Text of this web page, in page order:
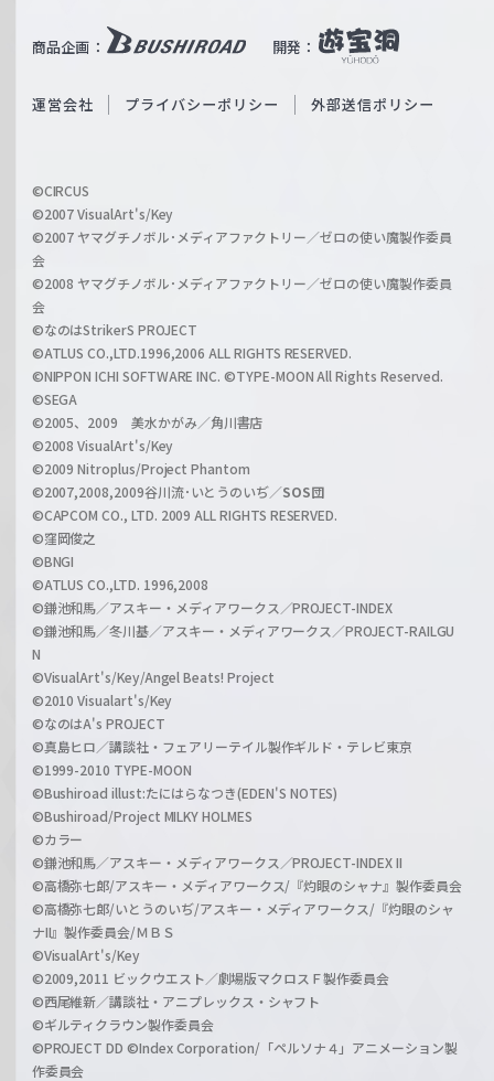
ß
c
a
r
z
商品企画： 開発：
b
O
i
l
h
a
n
l
運営会社 プライバシーポリシー 外部送信ポリシー
©CIRCUS
©2007 VisualArt's/Key
©2007 ヤマグチノボル･メディアファクトリー／ゼロの使い魔製作委員
会
©2008 ヤマグチノボル･メディアファクトリー／ゼロの使い魔製作委員
会
©なのはStrikerS PROJECT
©ATLUS CO.,LTD.1996,2006 ALL RIGHTS RESERVED.
©NIPPON ICHI SOFTWARE INC. ©TYPE-MOON All Rights Reserved.
©SEGA
©2005、2009 美水かがみ／角川書店
©2008 VisualArt's/Key
©2009 Nitroplus/Project Phantom
©2007,2008,2009谷川流･いとうのいぢ／SOS団
©CAPCOM CO., LTD. 2009 ALL RIGHTS RESERVED.
©窪岡俊之
©BNGI
©ATLUS CO.,LTD. 1996,2008
©鎌池和馬／アスキー・メディアワークス／PROJECT-INDEX
©鎌池和馬／冬川基／アスキー・メディアワークス／PROJECT-RAILGU
N
©VisualArt's/Key/Angel Beats! Project
©2010 Visualart's/Key
©なのはA's PROJECT
©真島ヒロ／講談社・フェアリーテイル製作ギルド・テレビ東京
©1999-2010 TYPE-MOON
©Bushiroad illust:たにはらなつき(EDEN'S NOTES)
©Bushiroad/Project MILKY HOLMES
©カラー
©鎌池和馬／アスキー・メディアワークス／PROJECT-INDEX II
©高橋弥七郎/アスキー・メディアワークス/『灼眼のシャナ』製作委員会
©高橋弥七郎/いとうのいぢ/アスキー・メディアワークス/『灼眼のシャ
ナII』製作委員会/ＭＢＳ
©VisualArt's/Key
©2009,2011 ビックウエスト／劇場版マクロスＦ製作委員会
©西尾維新／講談社・アニプレックス・シャフト
©ギルティクラウン製作委員会
©PROJECT DD ©Index Corporation/「ペルソナ４」アニメーション製
作委員会